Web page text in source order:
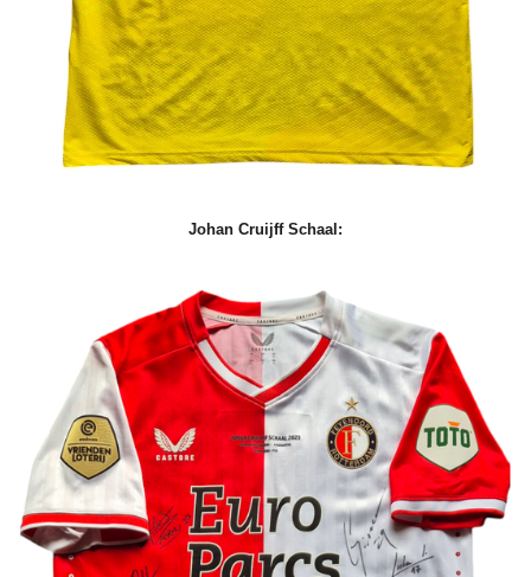
Johan Cruijff Schaal: